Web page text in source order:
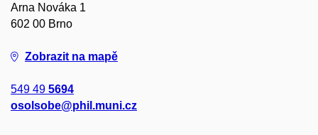
Arna Nováka 1
602 00 Brno
Zobrazit na mapě
549 49 5694
osolsobe@phil.muni.cz